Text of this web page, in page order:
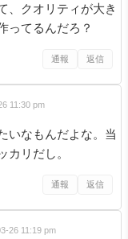
、クオリティが大き
ってるんだろ？
通報 返信
11:30 pm
いなもんだよな。当
カリだし。
通報 返信
26 11:19 pm